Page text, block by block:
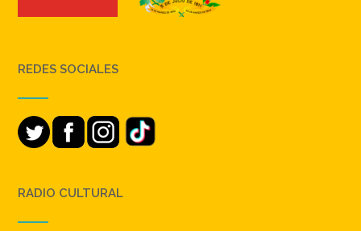
REDES SOCIALES
RADIO CULTURAL